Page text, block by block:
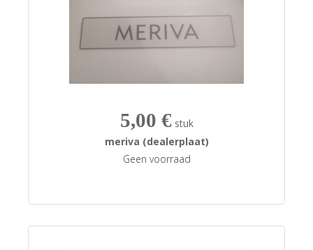
5,00 € stuk
meriva (dealerplaat)
Geen voorraad